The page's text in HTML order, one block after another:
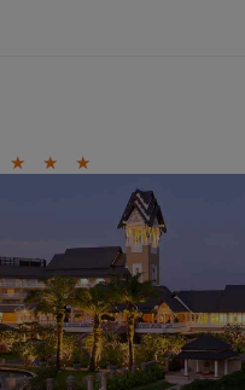
★ ★ ★